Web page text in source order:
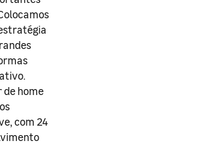
de home
com 24